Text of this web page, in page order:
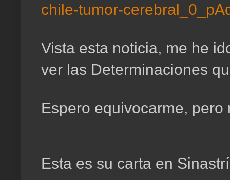
chile-tumor-
Vista esta noticia, me he
ver las Determinaciones
Espero equivocarme,
Esta es su carta en